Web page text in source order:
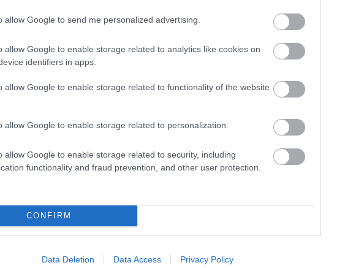
allow Google to send me personalized advertising.
allow Google to enable storage related to analytics like cookies on
identifiers in apps.
allow Google to enable storage related to functionality of the website
allow Google to enable storage related to personalization.
allow Google to enable storage related to security, including
functionality and fraud prevention, and other user protection.
CONFIRM
Data Deletion Data Access Privacy Policy
akkor fog működni, ha a tagállamok
a megkérdezettek 49 százaléka
antidemokratikus intézkedései
százalék nem ért ezzel egyet), míg 42
30 százalék szerint nem.
Oroszország nem jelent fenyegetést
igen), míg 51 százalék azt mondta, az
azonban fenyegetést jelent.